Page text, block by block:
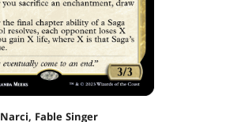
Narci, Fable Singer